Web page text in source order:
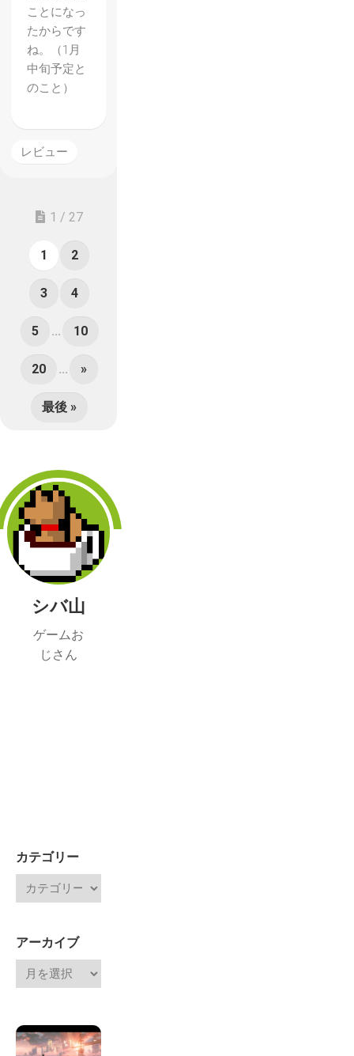
ことになっ
たからです
ね。（1月
中旬予定と
のこと）
レビュー
1 / 27
1 2
3 4
5 ... 10
20 ... »
最後 »
シバ山
ゲームお
じさん
カテゴリー
アーカイブ